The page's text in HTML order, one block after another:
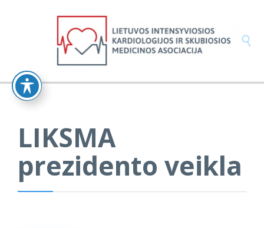

LIKSMA
prezidento veikla